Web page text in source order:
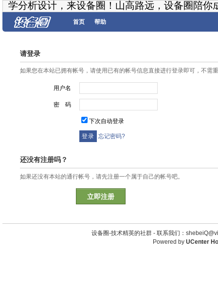
学分析设计，来设备圈！山高路远，设备圈陪你
首页 帮助
请登录
如果您在本站已拥有帐号，请使用已有的帐号信息直接进行登录即可，不需
用户名
密 码
下次自动登录
忘记密码?
还没有注册吗？
如果还没有本站的通行帐号，请先注册一个属于自己的帐号吧。
立即注册
设备圈-技术精英的社群 - 联系我们：
Powered by UCenter